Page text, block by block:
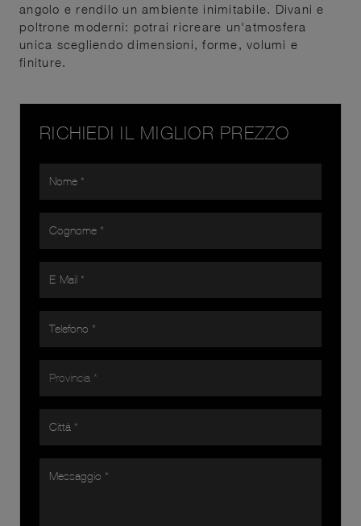
angolo e rendilo un ambiente inimitabile. Divani e
poltrone moderni: potrai ricreare un'atmosfera
unica scegliendo dimensioni, forme, volumi e
finiture.
RICHIEDI IL MIGLIOR PREZZO